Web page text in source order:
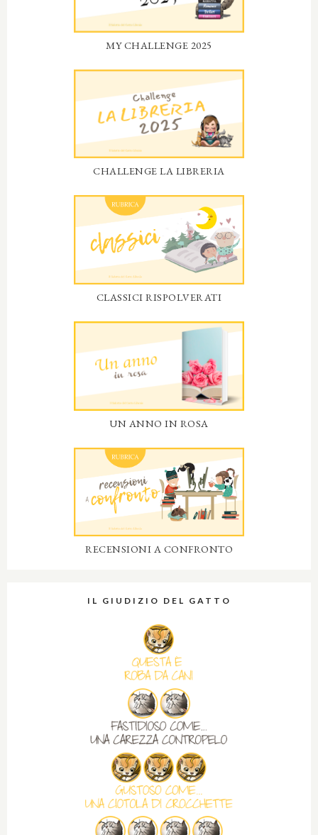
MY CHALLENGE 2025
CHALLENGE LA LIBRERIA
CLASSICI RISPOLVERATI
UN ANNO IN ROSA
RECENSIONI A CONFRONTO
IL GIUDIZIO DEL GATTO